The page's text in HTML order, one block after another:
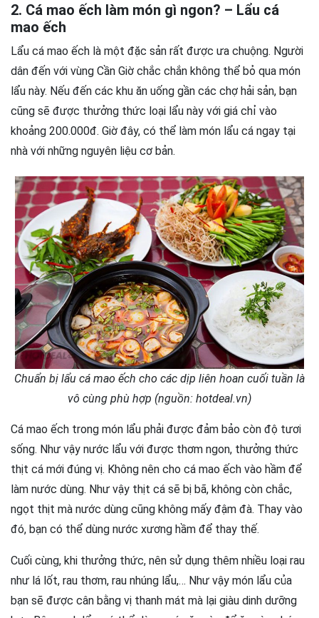
2. Cá mao ếch làm món gì ngon? – Lẩu cá
mao ếch
Lẩu cá mao ếch là một đặc sản rất được ưa chuộng. Người
dân đến với vùng Cần Giờ chắc chắn không thể bỏ qua món
lẩu này. Nếu đến các khu ăn uống gần các chợ hải sản, bạn
cũng sẽ được thưởng thức loại lẩu này với giá chỉ vào
khoảng 200.000đ. Giờ đây, có thể làm món lẩu cá ngay tại
nhà với những nguyên liệu cơ bản.
Chuẩn bị lẩu cá mao ếch cho các dịp liên hoan cuối tuần là
vô cùng phù hợp (nguồn: hotdeal.vn)
Cá mao ếch trong món lẩu phải được đảm bảo còn độ tươi
sống. Như vậy nước lẩu với được thơm ngon, thưởng thức
thịt cá mới đúng vị. Không nên cho cá mao ếch vào hầm để
làm nước dùng. Như vậy thịt cá sẽ bị bã, không còn chắc,
ngọt thịt mà nước dùng cũng không mấy đậm đà. Thay vào
đó, bạn có thể dùng nước xương hầm để thay thế.
Cuối cùng, khi thưởng thức, nên sử dụng thêm nhiều loại rau
như lá lốt, rau thơm, rau nhúng lẩu,… Như vậy món lẩu của
bạn sẽ được cân bằng vị thanh mát mà lại giàu dinh dưỡng